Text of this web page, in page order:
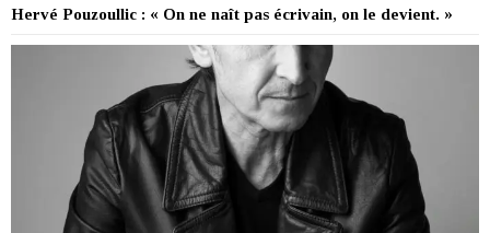
Hervé Pouzoullic : « On ne naît pas écrivain, on le devient. »